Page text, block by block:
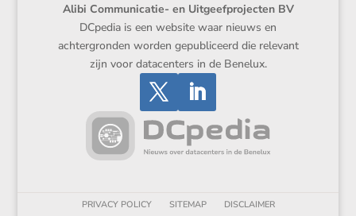
Alibi Communicatie- en Uitgeefprojecten BV
DCpedia is een website waar nieuws en
achtergronden worden gepubliceerd die relevant
zijn voor datacenters in de Benelux.
PRIVACY POLICY SITEMAP DISCLAIMER